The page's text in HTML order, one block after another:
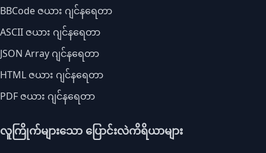
BBCode ဇယား ဂျင်နရေတာ
ASCII ဇယား ဂျင်နရေတာ
JSON Array ဂျင်နရေတာ
HTML ဇယား ဂျင်နရေတာ
PDF ဇယား ဂျင်နရေတာ
လူကြိုက်များသော ပြောင်းလဲကိရိယာများ